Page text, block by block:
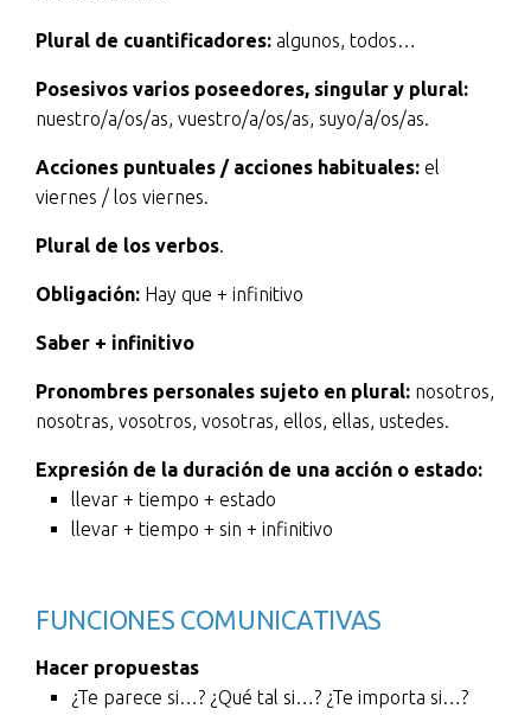
Plural de cuantificadores: algunos, todos…
Posesivos varios poseedores, singular y plural:
nuestro/a/os/as, vuestro/a/os/as, suyo/a/os/as.
Acciones puntuales / acciones habituales: el
viernes / los viernes.
Plural de los verbos.
Obligación: Hay que + infinitivo
Saber + infinitivo
Pronombres personales sujeto en plural: nosotros,
nosotras, vosotros, vosotras, ellos, ellas, ustedes.
Expresión de la duración de una acción o estado:
llevar + tiempo + estado
llevar + tiempo + sin + infinitivo
FUNCIONES COMUNICATIVAS
Hacer propuestas
¿Te parece si…? ¿Qué tal si…? ¿Te importa si…?